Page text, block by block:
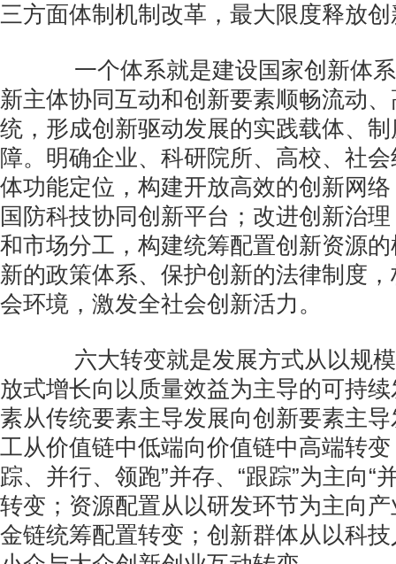
三方面体制机制改革，最大限度释放
一个体系就是建设国家创新体系
新主体协同互动和创新要素顺畅流动
统，形成创新驱动发展的实践载体、
障。明确企业、科研院所、高校、社
体功能定位，构建开放高效的创新网
国防科技协同创新平台；改进创新治
和市场分工，构建统筹配置创新资源
新的政策体系、保护创新的法律制度
会环境，激发全社会创新活力。
六大转变就是发展方式从以规模
放式增长向以质量效益为主导的可持
素从传统要素主导发展向创新要素主
工从价值链中低端向价值链中高端转
踪、并行、领跑”并存、“跟踪”为主向“
转变；资源配置从以研发环节为主向
金链统筹配置转变；创新群体从以科